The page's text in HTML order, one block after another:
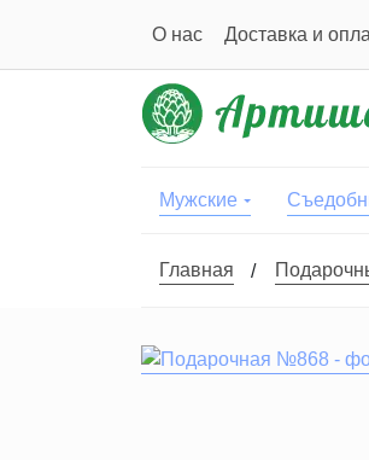
О нас Доставка и
Мужские
Главная